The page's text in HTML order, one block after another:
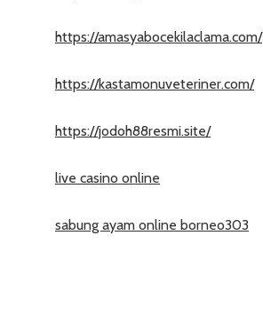
https://amasyabocekilaclama.com/
https://kastamonuveteriner.com/
https://jodoh88resmi.site/
live casino online
sabung ayam online borneo303